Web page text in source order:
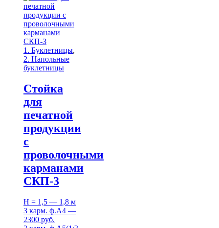
1. Буклетницы,
2. Напольные
буклетницы
Стойка
для
печатной
продукции
с
проволочными
карманами
СКП-3
H = 1,5 — 1,8 м
3 карм. ф.А4 —
2300 руб.